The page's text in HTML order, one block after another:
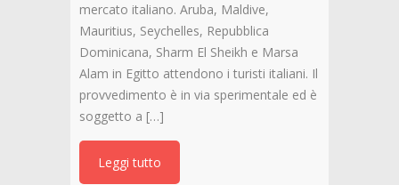
mercato italiano. Aruba, Maldive,
Mauritius, Seychelles, Repubblica
Dominicana, Sharm El Sheikh e Marsa
Alam in Egitto attendono i turisti italiani. Il
provvedimento è in via sperimentale ed è
soggetto a […]
Leggi tutto